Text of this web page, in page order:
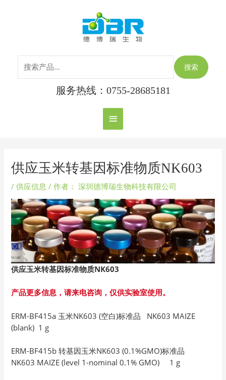
主
菜
单
搜索
服务热线：0755-28685181
供应玉米转基因标准物质NK603
/供应信息 / 作者： 深圳德博瑞生物科技有限公司
供应玉米转基因标准物质NK603
产品更多信息，请来电咨询，仅供实验室使用。
ERM-BF415a 玉米NK603 (空白)标准品 NK603 MAIZE
(blank) 1 g
ERM-BF415b 转基因玉米NK603 (0.1%GMO)标准品
NK603 MAIZE (level 1-nominal 0.1% GMO) 1 g